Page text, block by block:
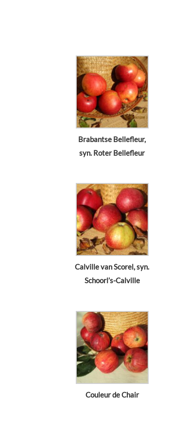
Brabantse Bellefleur,
syn. Roter Bellefleur
Calville van Scorel, syn.
Schoorl’s-Calville
Couleur de Chair